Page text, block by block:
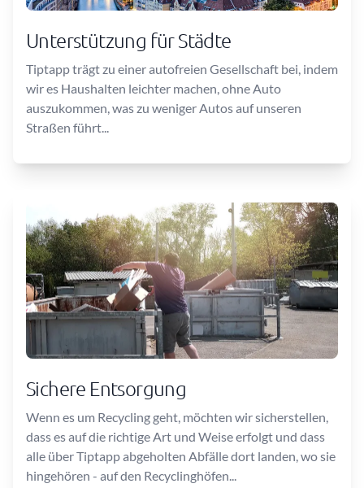
Unterstützung für Städte
Tiptapp trägt zu einer autofreien Gesellschaft bei, indem
wir es Haushalten leichter machen, ohne Auto
auszukommen, was zu weniger Autos auf unseren
Straßen führt...
Sichere Entsorgung
Wenn es um Recycling geht, möchten wir sicherstellen,
dass es auf die richtige Art und Weise erfolgt und dass
alle über Tiptapp abgeholten Abfälle dort landen, wo sie
hingehören - auf den Recyclinghöfen...